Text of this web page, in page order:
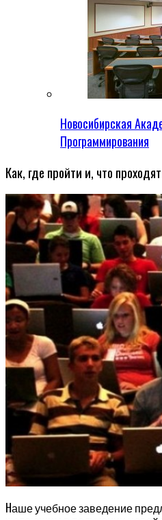
Новосибирская
Программирования
Как, где пройти и, что
Наше учебное заведение